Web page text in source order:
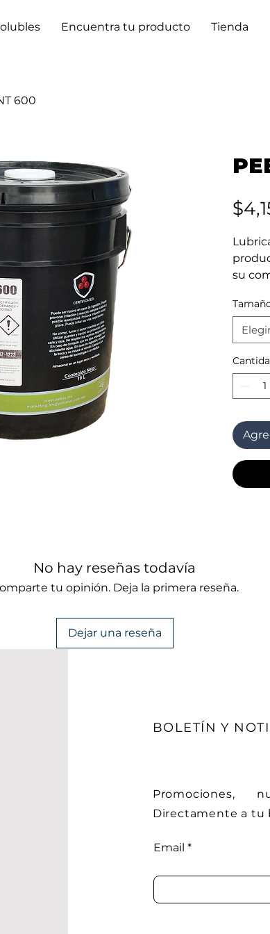
Encuentra tu producto Tienda
600
su
de
No hay reseñas todavía
tu opinión. Deja la primera reseña.
Dejar una reseña
BOLETÍN Y
Promociones,
Directamente a tu
Email